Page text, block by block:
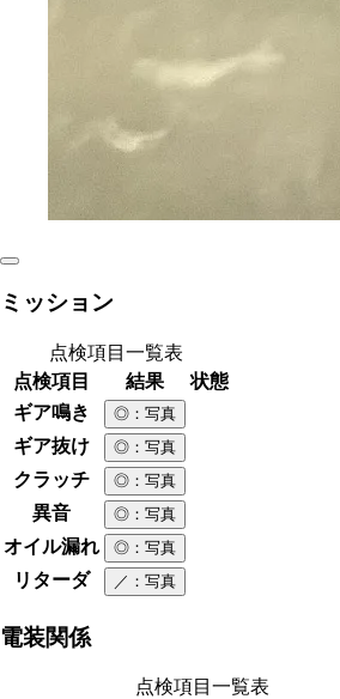
ミッション
点検項目一覧表
点検項目
結果
状態
ギア鳴き
◎ ：写真
ギア抜け ◎ ：写真
クラッチ ◎ ：写真
異音 ◎ ：写真
オイル漏れ ◎ ：写真
リターダ ／ ：写真
電装関係
点検項目一覧表